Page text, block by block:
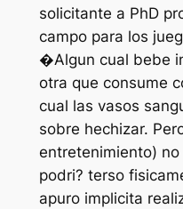
solicitante a PhD
campo para los
�Algun cual bebe
otra que consume
cual las vasos
sobre hechizar.
entretenimiento)
podri? terso
apuro implicita